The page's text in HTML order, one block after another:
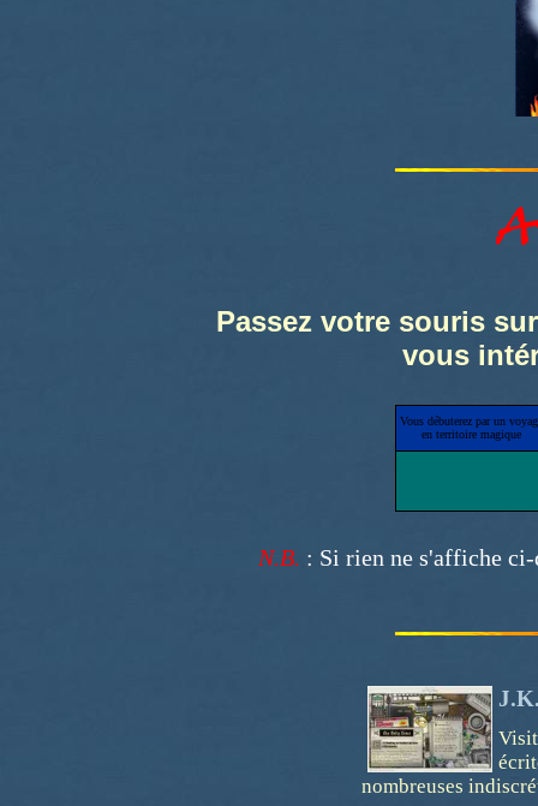
Passez votre souris
vous
Vous débuterez par un
en territoire magique
N.B. : Si rien ne s'affiche
nombreuses